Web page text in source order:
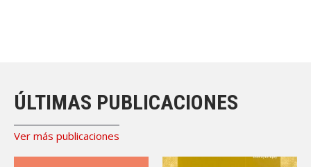
ÚLTIMAS PUBLICACIONES
Ver más publicaciones